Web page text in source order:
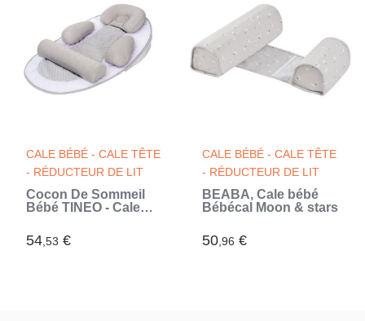
CALE BÉBÉ - CALE TÊTE
- RÉDUCTEUR DE LIT
Cocon De Sommeil
Bébé TINEO - Cale
10° - Évolutif -
Ajustable - Amovible -
54,53 €
CALE BÉBÉ - CALE TÊTE
- RÉDUCTEUR DE LIT
BEABA, Cale bébé
Bébécal Moon & stars
50,96 €